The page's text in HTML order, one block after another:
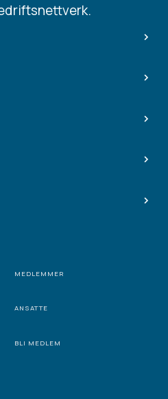
MEDLEMMER
ANSATTE
BLI MEDLEM